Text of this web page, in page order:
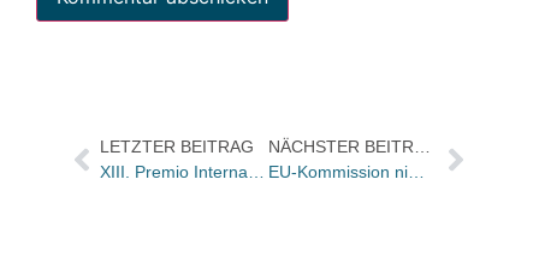
LETZTER BEITRAG
XIII. Premio Internazionale Trieste – Scrittura di Frontiera für Veit Heinichen
NÄCHSTER BEITRAG
EU-Kommission nimmt Apple und fünf Großverlage ins Visier